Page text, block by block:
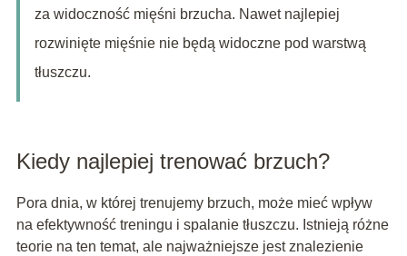
za widoczność mięśni brzucha. Nawet najlepiej
rozwinięte mięśnie nie będą widoczne pod warstwą
tłuszczu.
Kiedy najlepiej trenować brzuch?
Pora dnia, w której trenujemy brzuch, może mieć wpływ
na efektywność treningu i spalanie tłuszczu. Istnieją różne
teorie na ten temat, ale najważniejsze jest znalezienie